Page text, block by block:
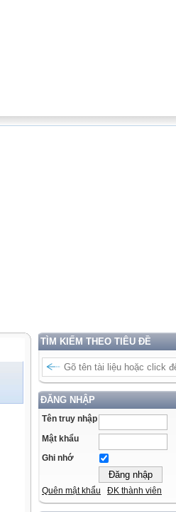
TÌM KIẾM THEO TIÊU ĐỀ
ĐĂNG NHẬP
Tên truy nhập
Mật khẩu
Ghi nhớ
Quên mật khẩu ĐK thành viên